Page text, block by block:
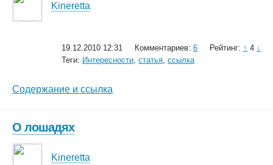
Kineretta
19.12.2010 12:31 Комментариев: 6 Рейтинг: ↑ 4 ↓
Теги: Интересности, статья, ссылка
Содержание и ссылка
О лошадях
Kineretta